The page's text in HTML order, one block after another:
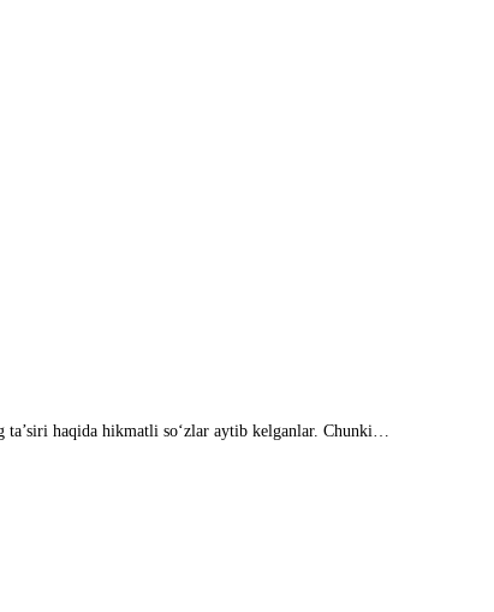
haqida hikmatli so‘zlar aytib kelganlar. Chunki…